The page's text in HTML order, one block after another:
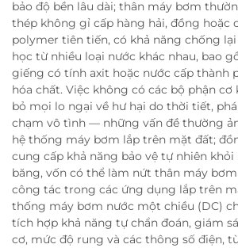
bảo độ bền lâu dài; thân máy bơm
thép không gỉ cấp hàng hải, đồng hoặc
polymer tiên tiến, có khả năng chống
học từ nhiều loại nước khác nhau, bao
giếng có tính axit hoặc nước cấp thành
hóa chất. Việc không có các bộ phận cơ
bỏ mọi lo ngại về hư hại do thời tiết,
chạm vô tình — những vấn đề thường
hệ thống máy bơm lắp trên mặt đất;
cung cấp khả năng bảo vệ tự nhiên
băng, vốn có thể làm nứt thân máy
công tác trong các ứng dụng lắp trên
thống máy bơm nước một chiều (DC)
tích hợp khả năng tự chẩn đoán, giám
cơ, mức độ rung và các thông số điện,